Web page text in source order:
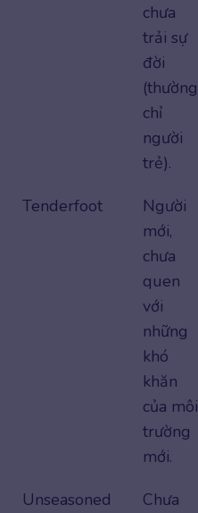
chưa
trải sự
đời
(thường
chỉ
người
trẻ).
Tenderfoot
Người
mới,
chưa
quen
với
những
khó
khăn
của môi
trường
mới.
Unseasoned
Chưa